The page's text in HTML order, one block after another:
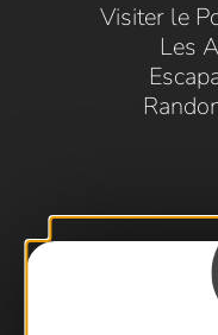
Visiter le
Les